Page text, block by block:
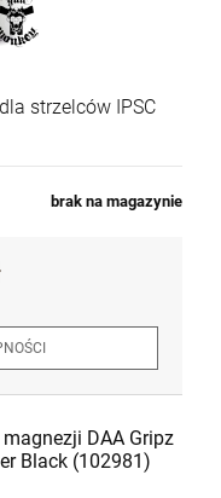
9x19mm +
strzelców IPSC
brak na magazynie
DAA Gripz
Black (102981)